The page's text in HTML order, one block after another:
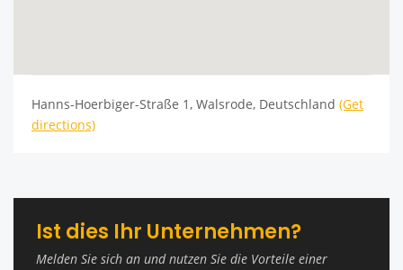
Hanns-Hoerbiger-Straße 1, Walsrode, Deutschland (Get
directions)
Ist dies Ihr Unternehmen?
Melden Sie sich an und nutzen Sie die Vorteile einer